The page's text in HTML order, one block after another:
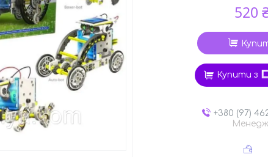
520
Купити з
+380 (97)